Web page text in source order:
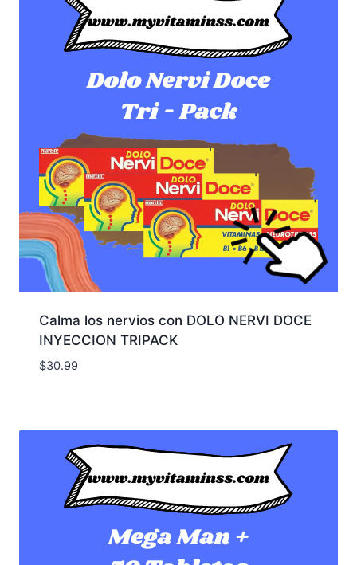
Calma los nervios con DOLO NERVI DOCE
INYECCION TRIPACK
$30.99